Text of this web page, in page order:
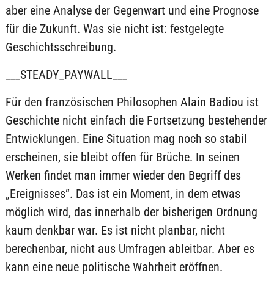
aber eine Analyse der Gegenwart und eine Prognose
für die Zukunft. Was sie nicht ist: festgelegte
Geschichtsschreibung.
___STEADY_PAYWALL___
Für den französischen Philosophen Alain Badiou ist
Geschichte nicht einfach die Fortsetzung bestehender
Entwicklungen. Eine Situation mag noch so stabil
erscheinen, sie bleibt offen für Brüche. In seinen
Werken findet man immer wieder den Begriff des
„Ereignisses“. Das ist ein Moment, in dem etwas
möglich wird, das innerhalb der bisherigen Ordnung
kaum denkbar war. Es ist nicht planbar, nicht
berechenbar, nicht aus Umfragen ableitbar. Aber es
kann eine neue politische Wahrheit eröffnen.